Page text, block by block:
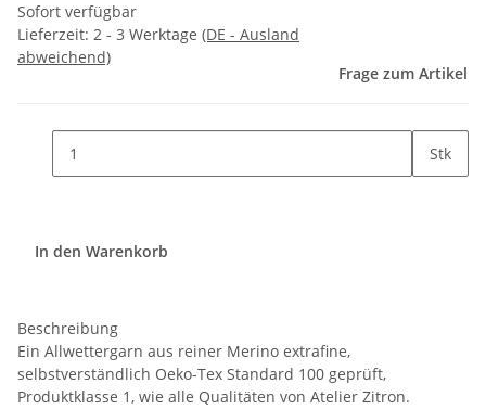
Sofort verfügbar
Lieferzeit: 2 - 3 Werktage (DE - Ausland
abweichend)
Frage zum Artikel
Stk
In den Warenkorb
Beschreibung
Ein Allwettergarn aus reiner Merino extrafine,
selbstverständlich Oeko-Tex Standard 100 geprüft,
Produktklasse 1, wie alle Qualitäten von Atelier Zitron.